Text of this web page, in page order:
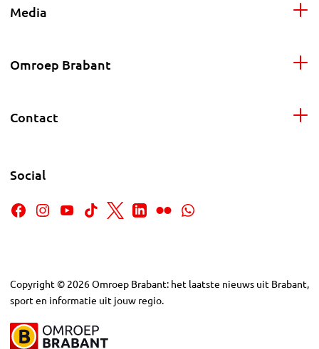
Media
Omroep Brabant
Contact
Social
Copyright © 2026Omroep Brabant: het laatste nieuws uit Brabant,
sport en informatie uit jouw regio.